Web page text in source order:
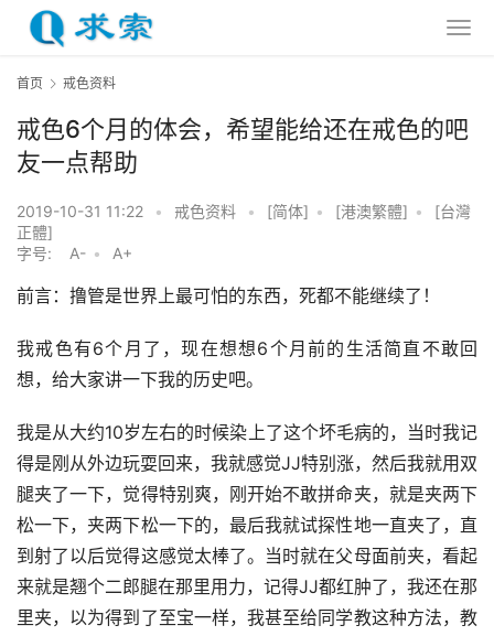
首页 戒色资料
戒色6个月的体会，希望能给还在戒色的吧
友一点帮助
2019-10-31 11:22 • 戒色资料 • [简体] • [港澳繁體] •
[台灣
正體]
字号:
A- • A+
前言：撸管是世界上最可怕的东西，死都不能继续了！
我戒色有6个月了，现在想想6个月前的生活简直不敢回
想，给大家讲一下我的历史吧。
我是从大约10岁左右的时候染上了这个坏毛病的，当时我记
得是刚从外边玩耍回来，我就感觉JJ特别涨，然后我就用双
腿夹了一下，觉得特别爽，刚开始不敢拼命夹，就是夹两下
松一下，夹两下松一下的，最后我就试探性地一直夹了，直
到射了以后觉得这感觉太棒了。当时就在父母面前夹，看起
来就是翘个二郎腿在那里用力，记得JJ都红肿了，我还在那
里夹，以为得到了至宝一样，我甚至给同学教这种方法，教